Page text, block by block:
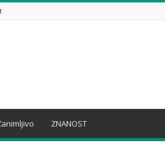
ZNANOST